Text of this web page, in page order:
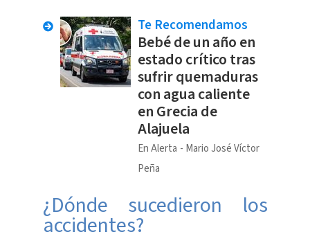
Te Recomendamos
Bebé de un año en
estado crítico tras
sufrir quemaduras
con agua caliente
en Grecia de
Alajuela
En Alerta
Mario José Víctor
Peña
¿Dónde sucedieron los
accidentes?